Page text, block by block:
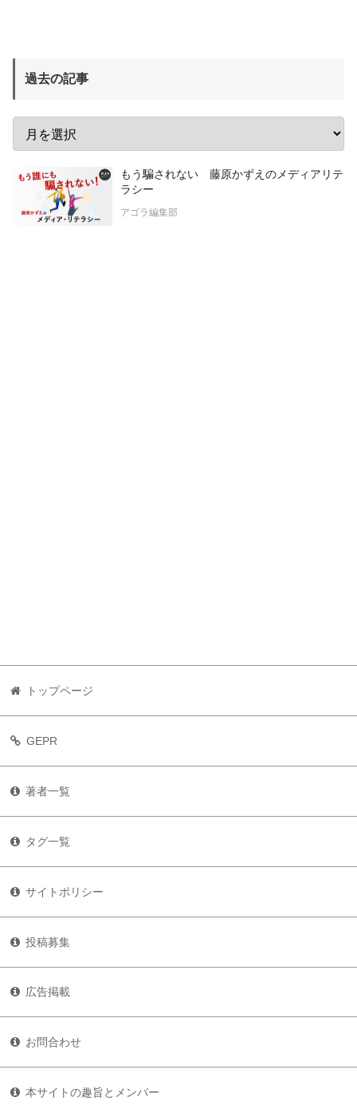
過去の記事
もう騙されない 藤原かずえのメディアリテ
ラシー
アゴラ編集部
トップページ
GEPR
著者一覧
タグ一覧
サイトポリシー
投稿募集
広告掲載
お問合わせ
本サイトの趣旨とメンバー